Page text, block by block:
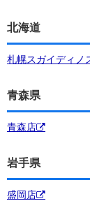
北海道
札幌スガイディノ
青森県
青森店
岩手県
盛岡店